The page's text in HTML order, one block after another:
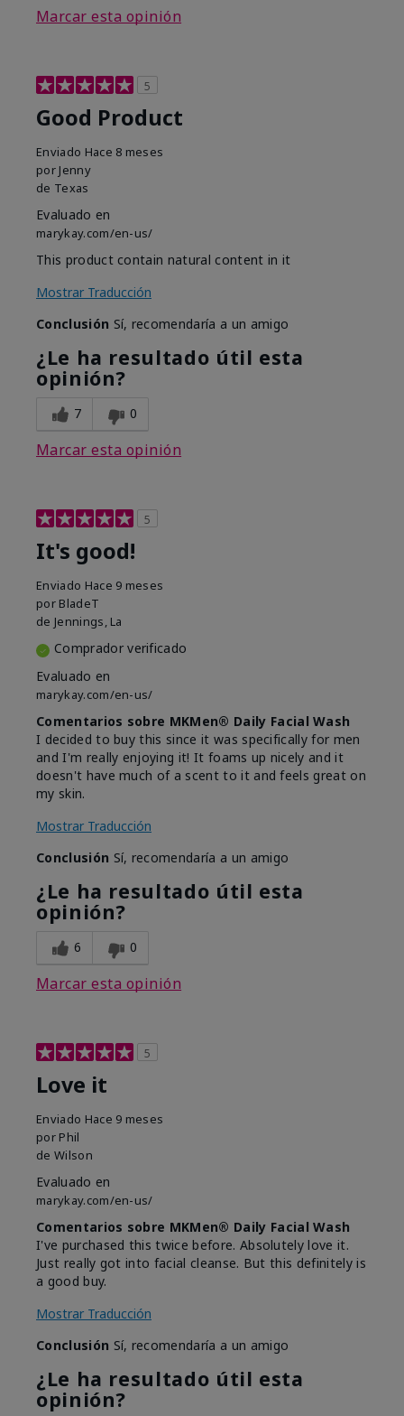
Marcar esta opinión
5
Good Product
Enviado Hace 8 meses
por Jenny
de Texas
Evaluado en
marykay.com/en-us/
This product contain natural content in it
Mostrar Traducción
Conclusión Sí, recomendaría a un amigo
¿Le ha resultado útil esta
opinión?
7 0
Marcar esta opinión
5
It's good!
Enviado Hace 9 meses
por BladeT
de Jennings, La
Comprador verificado
Evaluado en
marykay.com/en-us/
Comentarios sobre MKMen® Daily Facial Wash
I decided to buy this since it was specifically for men
and I'm really enjoying it! It foams up nicely and it
doesn't have much of a scent to it and feels great on
my skin.
Mostrar Traducción
Conclusión Sí, recomendaría a un amigo
¿Le ha resultado útil esta
opinión?
6 0
Marcar esta opinión
5
Love it
Enviado Hace 9 meses
por Phil
de Wilson
Evaluado en
marykay.com/en-us/
Comentarios sobre MKMen® Daily Facial Wash
I've purchased this twice before. Absolutely love it.
Just really got into facial cleanse. But this definitely is
a good buy.
Mostrar Traducción
Conclusión Sí, recomendaría a un amigo
¿Le ha resultado útil esta
opinión?